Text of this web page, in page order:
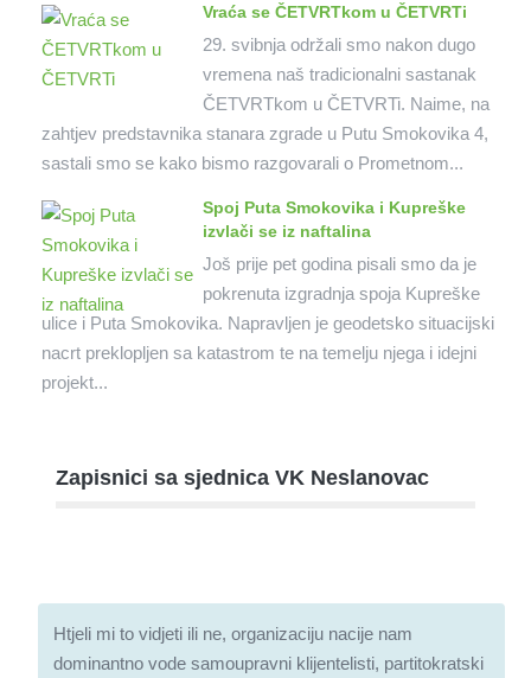
Vraća se ČETVRTkom u ČETVRTi
29. svibnja održali smo nakon dugo
vremena naš tradicionalni sastanak
ČETVRTkom u ČETVRTi. Naime, na
zahtjev predstavnika stanara zgrade u Putu Smokovika 4,
sastali smo se kako bismo razgovarali o Prometnom...
Spoj Puta Smokovika i Kupreške
izvlači se iz naftalina
Još prije pet godina pisali smo da je
pokrenuta izgradnja spoja Kupreške
ulice i Puta Smokovika. Napravljen je geodetsko situacijski
nacrt preklopljen sa katastrom te na temelju njega i idejni
projekt...
Zapisnici sa sjednica VK Neslanovac
Htjeli mi to vidjeti ili ne, organizaciju nacije nam
dominantno vode samoupravni klijentelisti, partitokratski